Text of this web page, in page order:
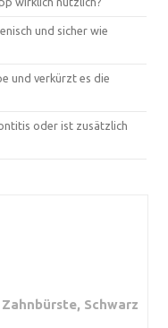
und sicher wie
und verkürzt es die
oder ist zusätzlich
Schwarz